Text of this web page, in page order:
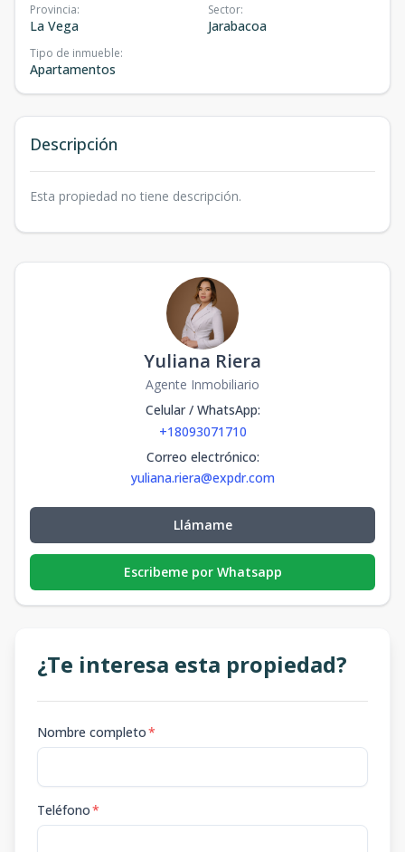
Provincia:
La Vega
Sector:
Jarabacoa
Tipo de inmueble:
Apartamentos
Descripción
Esta propiedad no tiene descripción.
Yuliana Riera
Agente Inmobiliario
Celular / WhatsApp:
+18093071710
Correo electrónico:
yuliana.riera@expdr.com
Llámame
Escribeme por Whatsapp
¿Te interesa esta propiedad?
Nombre completo*
Teléfono*